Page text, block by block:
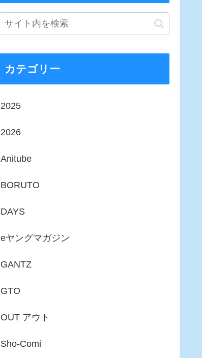
カテゴリー
2025
2026
Anitube
BORUTO
DAYS
eヤングマガジン
GANTZ
GTO
OUT アウト
Sho-Comi